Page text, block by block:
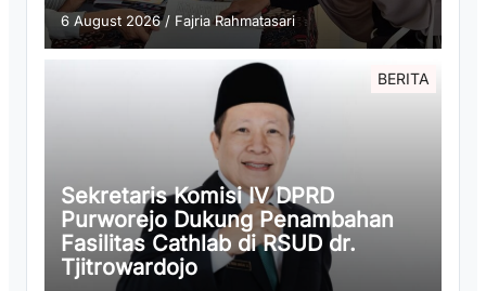
6 August 2026/ Fajria Rahmatasari
BERITA
Sekretaris Komisi IV DPRD
Purworejo Dukung Penambahan
Fasilitas Cathlab di RSUD dr.
Tjitrowardojo